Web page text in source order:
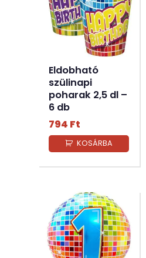
Eldobható
szülinapi
poharak 2,5 dl –
6 db
794 Ft
KOSÁRBA